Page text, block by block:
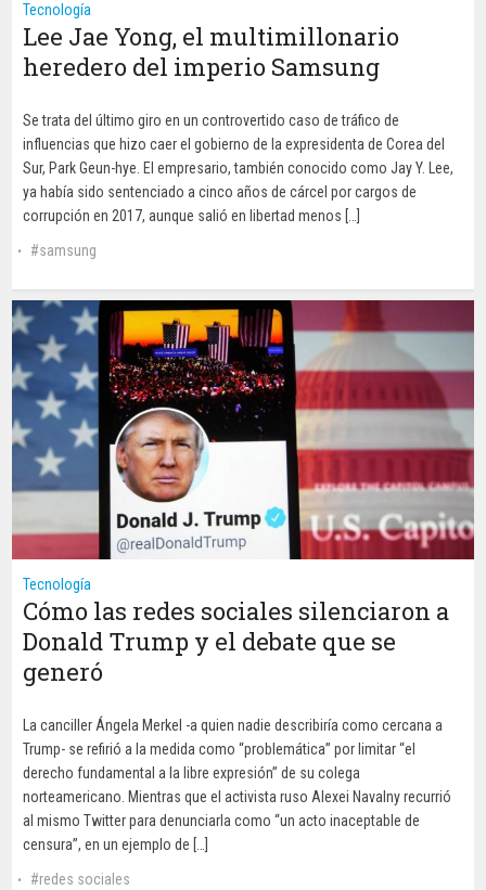
Tecnología
Lee Jae Yong, el multimillonario
heredero del imperio Samsung
Se trata del último giro en un controvertido caso de tráfico de
influencias que hizo caer el gobierno de la expresidenta de Corea del
Sur, Park Geun-hye. El empresario, también conocido como Jay Y. Lee,
ya había sido sentenciado a cinco años de cárcel por cargos de
corrupción en 2017, aunque salió en libertad menos […]
samsung
Tecnología
Cómo las redes sociales silenciaron a
Donald Trump y el debate que se
generó
La canciller Ángela Merkel -a quien nadie describiría como cercana a
Trump- se refirió a la medida como “problemática” por limitar “el
derecho fundamental a la libre expresión” de su colega
norteamericano. Mientras que el activista ruso Alexei Navalny recurrió
al mismo Twitter para denunciarla como “un acto inaceptable de
censura”, en un ejemplo de […]
redes sociales